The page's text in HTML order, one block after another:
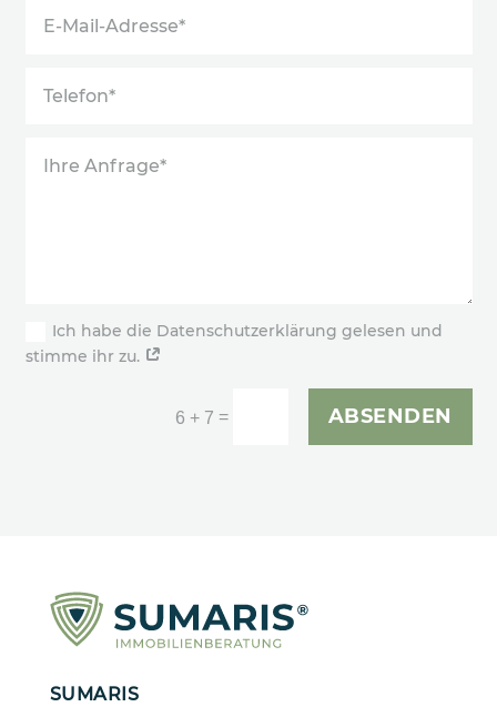
Ich habe die Datenschutzerklärung gelesen und
stimme ihr zu.
6 + 7 = ABSENDEN
SUMARIS